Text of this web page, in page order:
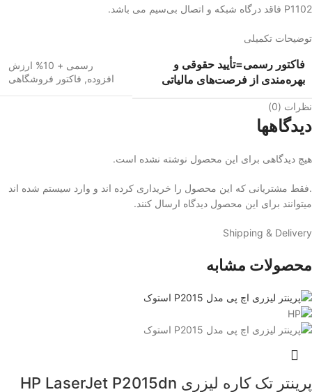
P1102 فاقد درگاه شبکه و اتصال بی‌سیم می باشد.
توضیحات تکمیلی
فاکتور رسمی=تأیید حقوقی و
بهره‌مندی از فرصت‌های مالیاتی
رسمی + 10% ارزش
افزوده, فاکتور فروشگاهی
نظرات (0)
دیدگاهها
هیچ دیدگاهی برای این محصول نوشته نشده است.
.فقط مشتریانی که این محصول را خریداری کرده اند و وارد سیستم شده اند
میتوانند برای این محصول دیدگاه ارسال کنند.
Shipping & Delivery
محصولات مشابه
پرینتر تک کاره لیزری HP LaserJet P2015dn